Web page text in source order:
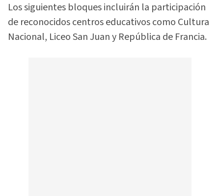
Los siguientes bloques incluirán la participación
de reconocidos centros educativos como Cultura
Nacional, Liceo San Juan y República de Francia.